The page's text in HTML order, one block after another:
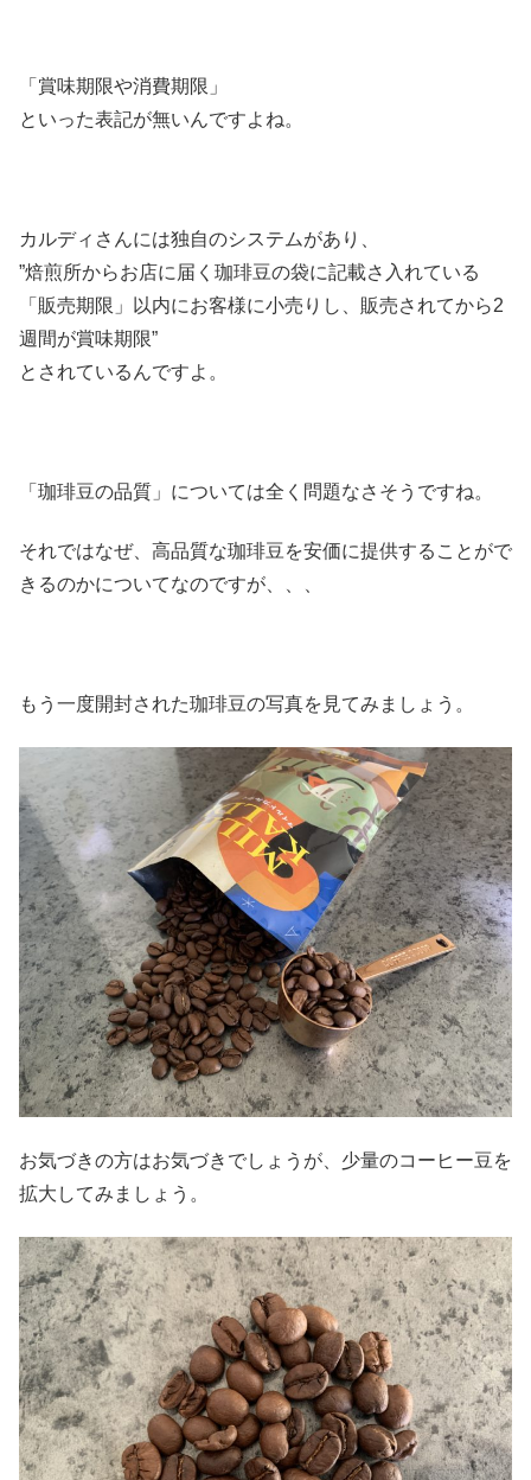
「賞味期限や消費期限」
といった表記が無いんですよね。
カルディさんには独自のシステムがあり、
”焙煎所からお店に届く珈琲豆の袋に記載さ入れている
「販売期限」以内にお客様に小売りし、販売されてから2
週間が賞味期限”
とされているんですよ。
「珈琲豆の品質」については全く問題なさそうですね。
それではなぜ、高品質な珈琲豆を安価に提供することがで
きるのかについてなのですが、、、
もう一度開封された珈琲豆の写真を見てみましょう。
お気づきの方はお気づきでしょうが、少量のコーヒー豆を
拡大してみましょう。